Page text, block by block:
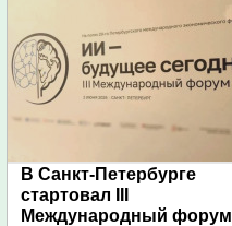
В Санкт-Петербурге
стартовал III
Международный форум